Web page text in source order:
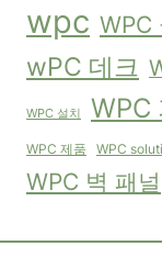
wpc WPC
wPC 데크
WPC 설치 WPC
WPC 제품 WPC
WPC 벽 패널